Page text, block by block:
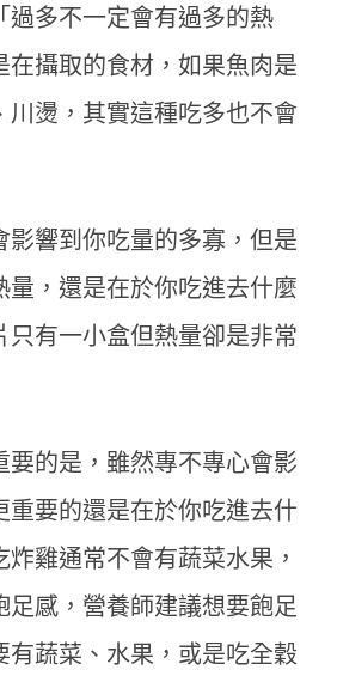
過多不一定會有過多的熱
在攝取的食材，如果魚肉是
川燙，其實這種吃多也不會
影響到你吃量的多寡，但是
量，還是在於你吃進去什麼
只有一小盒但熱量卻是非常
要的是，雖然專不專心會影
重要的還是在於你吃進去什
雞通常不會有蔬菜水果，
足感，營養師建議想要飽足
有蔬菜、水果，或是吃全穀